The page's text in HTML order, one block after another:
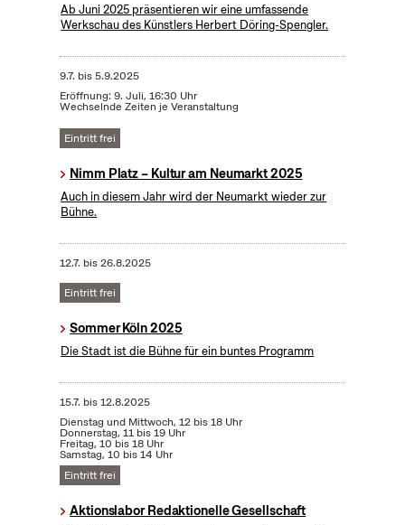
Ab Juni 2025 präsentieren wir eine umfassende
Werkschau des Künstlers Herbert Döring-Spengler.
9.7. bis5.9.2025
Eröffnung: 9. Juli, 16:30 Uhr
Wechselnde Zeiten je Veranstaltung
Eintritt frei
Nimm Platz – Kultur am Neumarkt 2025
Auch in diesem Jahr wird der Neumarkt wieder zur
Bühne.
12.7. bis26.8.2025
Eintritt frei
Sommer Köln 2025
Die Stadt ist die Bühne für ein buntes Programm
15.7. bis12.8.2025
Dienstag und Mittwoch, 12 bis 18 Uhr
Donnerstag, 11 bis 19 Uhr
Freitag, 10 bis 18 Uhr
Samstag, 10 bis 14 Uhr
Eintritt frei
Aktionslabor Redaktionelle Gesellschaft